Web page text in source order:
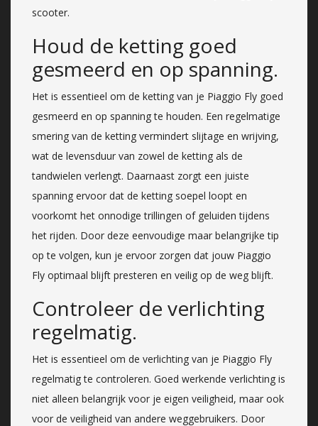
scooter.
Houd de ketting goed
gesmeerd en op spanning.
Het is essentieel om de ketting van je Piaggio Fly goed
gesmeerd en op spanning te houden. Een regelmatige
smering van de ketting vermindert slijtage en wrijving,
wat de levensduur van zowel de ketting als de
tandwielen verlengt. Daarnaast zorgt een juiste
spanning ervoor dat de ketting soepel loopt en
voorkomt het onnodige trillingen of geluiden tijdens
het rijden. Door deze eenvoudige maar belangrijke tip
op te volgen, kun je ervoor zorgen dat jouw Piaggio
Fly optimaal blijft presteren en veilig op de weg blijft.
Controleer de verlichting
regelmatig.
Het is essentieel om de verlichting van je Piaggio Fly
regelmatig te controleren. Goed werkende verlichting is
niet alleen belangrijk voor je eigen veiligheid, maar ook
voor de veiligheid van andere weggebruikers. Door